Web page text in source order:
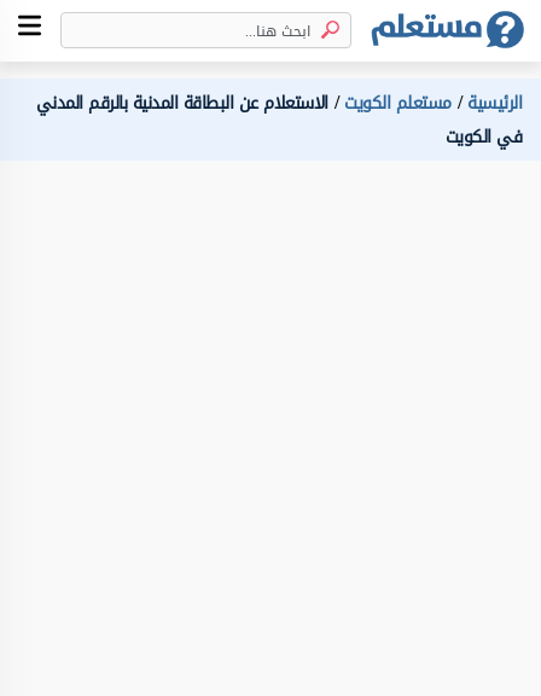
الرئيسية مستعلم الكويت الاستعلام عن البطاقة المدنية بالرقم المدني
في الكويت